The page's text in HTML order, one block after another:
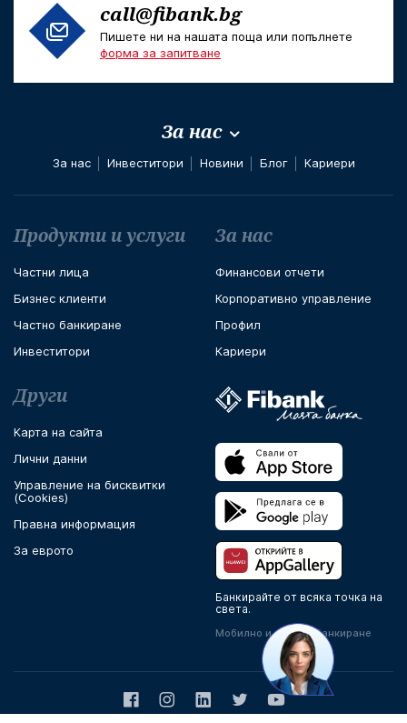
call@fibank.bg
Пишете ни на нашата поща или попълнете
форма за запитване
За нас
За нас Инвеститори Новини Блог Кариери
Футър навигация
Продукти и услуги
Частни лица
Бизнес клиенти
Частно банкиране
Инвеститори
За нас
Финансови отчети
Корпоративно управление
Профил
Кариери
Други
Карта на сайта
Лични данни
Управление на бисквитки
(Cookies)
Правна информация
За еврото
Банкирайте от всяка точка на
света.
Мобилно и онлайн банкиране
FacebookInstagramLinkedIn TwitterYoutube